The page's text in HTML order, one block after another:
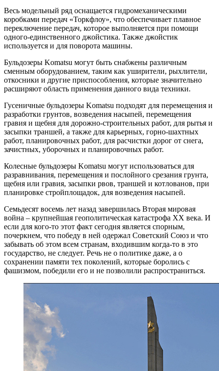
Весь модельный ряд оснащается гидромеханическими
коробками передач «Торкфлоу», что обеспечивает плавное
переключение передач, которое выполняется при помощи
одного-единственного джойстика. Также джойстик
используется и для поворота машины.
Бульдозеры Komatsu могут быть снабжены различным
сменным оборудованием, таким как уширители, рыхлители,
откосники и другие приспособления, которые значительно
расширяют область применения данного вида техники.
Гусеничные бульдозеры Komatsu подходят для перемещения и
разработки грунтов, возведения насыпей, перемещения
гравия и щебня для дорожно-строительных работ, для рытья и
засыпки траншей, а также для карьерных, горно-шахтных
работ, планировочных работ, для расчистки дорог от снега,
зачистных, уборочных и планировочных работ.
Колесные бульдозеры Komatsu могут использоваться для
разравнивания, перемещения и послойного срезания грунта,
щебня или гравия, засыпки рвов, траншей и котлованов, при
планировке стройплощадок, для возведения насыпей.
Семьдесят восемь лет назад завершилась Вторая мировая
война – крупнейшая геополитическая катастрофа ХХ века. И
если для кого-то этот факт сегодня является спорным,
почеркнем, что победу в ней одержал Советский Союз и что
забывать об этом всем странам, входившим когда-то в это
государство, не следует. Речь не о политике даже, а о
сохранении памяти тех поколений, которые боролись с
фашизмом, победили его и не позволили распространиться.